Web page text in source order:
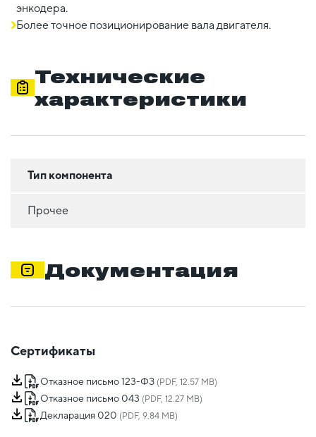
энкодера.
Более точное позиционирование вала двигателя.
Технические
характеристики
Тип компонента
Прочее
Документация
Сертификаты
Отказное письмо 123-ФЗ (PDF, 12.57 MB)
Отказное письмо 043 (PDF, 12.27 MB)
Декларация 020 (PDF, 9.84 MB)